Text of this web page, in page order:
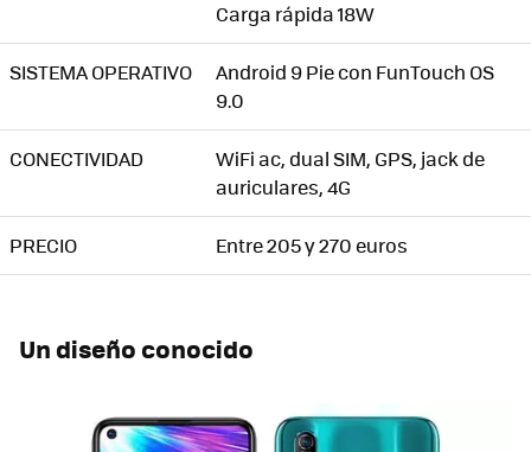
Carga rápida 18W
SISTEMA OPERATIVO
Android 9 Pie con FunTouch OS
9.0
CONECTIVIDAD
WiFi ac, dual SIM, GPS, jack de
auriculares, 4G
PRECIO Entre 205 y 270 euros
Un diseño conocido